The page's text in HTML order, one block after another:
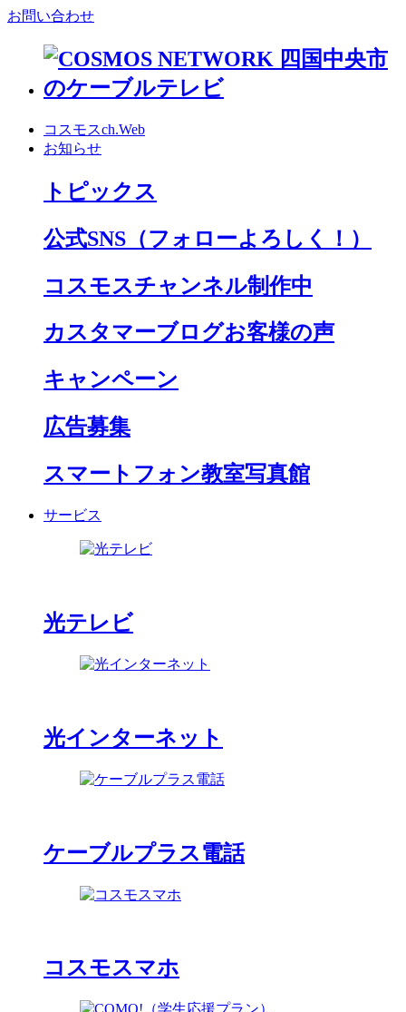
お問い合わせ
コスモスch.Web
お知らせ
トピックス
公式SNS （フォローよろしく！）
コスモスチャンネル制作中
カスタマーブログお客様の声
キャンペーン
広告募集
スマートフォン教室写真館
サービス
光テレビ
光インターネット
ケーブルプラス電話
コスモスマホ